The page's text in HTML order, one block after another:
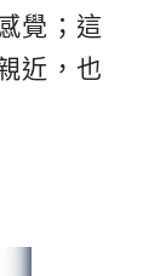
覺；這
近，也